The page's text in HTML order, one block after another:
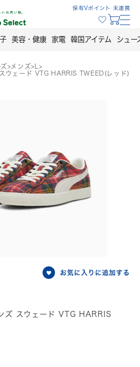
保有Vポイント 未連携
美容・健康 家電 韓国アイテム シュー
> メンズ>
>
ウェード VTG HARRIS TWEED(レッド)
お気に入りに追加する
スウェード VTG HARRIS